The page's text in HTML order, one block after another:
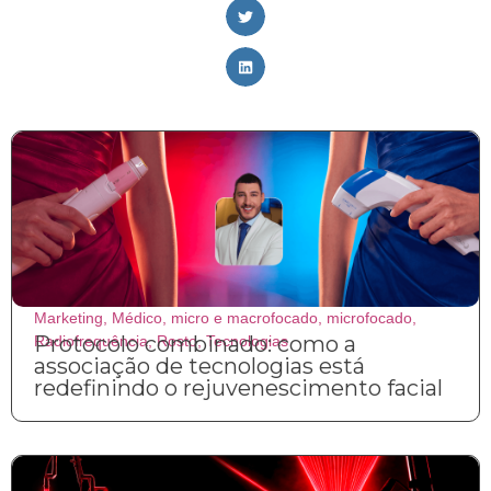
Marketing Médico micro e macrofocado microfocado
Radiofrequência,Rosto,Tecnologias
Protocolo combinado: como a
associação de tecnologias está
redefinindo o rejuvenescimento facial